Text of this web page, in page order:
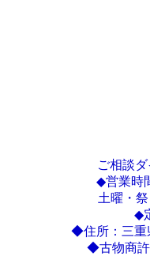
ご相談ダ
◆営業時
土曜・祭
◆
◆住所：三重
◆古物商許